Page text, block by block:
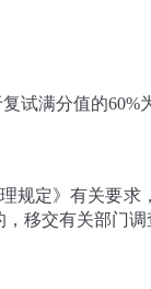
试满分值的60%
规定》有关要求
移交有关部门调